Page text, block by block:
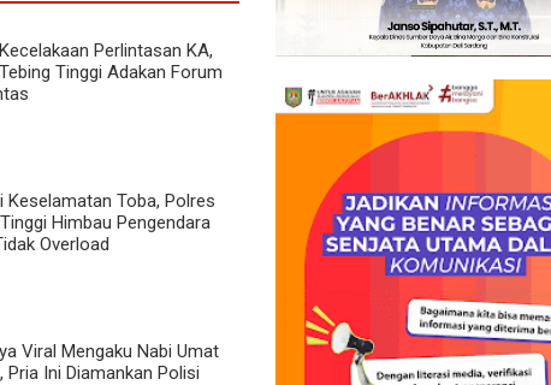
Perlintasan KA,
Tinggi Adakan Forum
Keselamatan Toba, Polres
Himbau Pengendara
Overload
Viral Mengaku Nabi Umat
Pria Ini Diamankan Polisi